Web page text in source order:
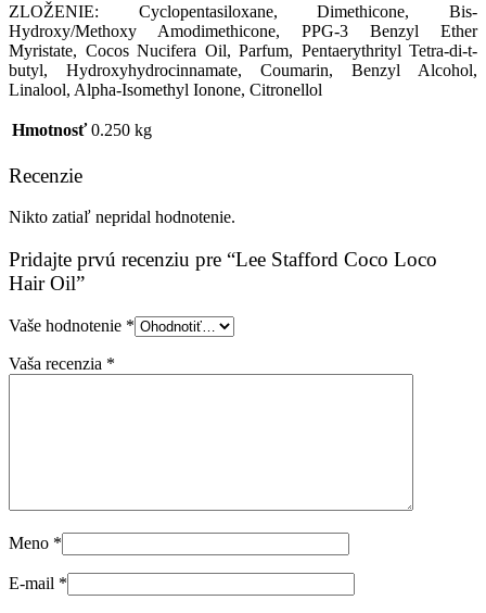
ZLOŽENIE: Cyclopentasiloxane, Dimethicone, Bis-
Hydroxy/Methoxy Amodimethicone, PPG-3 Benzyl Ether
Myristate, Cocos Nucifera Oil, Parfum, Pentaerythrityl Tetra-di-t-
butyl, Hydroxyhydrocinnamate, Coumarin, Benzyl Alcohol,
Linalool, Alpha-Isomethyl Ionone, Citronellol
Hmotnosť 0.250 kg
Recenzie
Nikto zatiaľ nepridal hodnotenie.
Pridajte prvú recenziu pre “Lee Stafford Coco Loco
Hair Oil”
Vaše hodnotenie *
Vaša recenzia *
Meno *
E-mail *